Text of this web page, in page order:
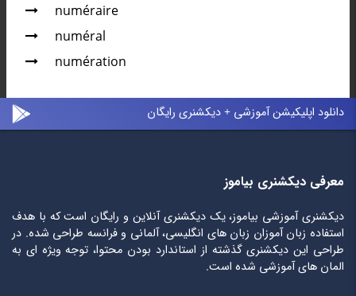
numéraire
numéral
numération
دانلود اپلیکیشن آموزشی + دیکشنری رایگان
معرفی دیکشنری بیاموز
دیکشنری آموزشی بیاموز، یک دیکشنری آنلاین و رایگان است که با هدف
استفاده زبان آموزان زبان های انگلیسی، آلمانی و فرانسه طراحی شده. در
طراحی این دیکشنری گذشته از استاندارد بودن محتوا، توجه ویژه ای به
المان های آموزشی شده است.